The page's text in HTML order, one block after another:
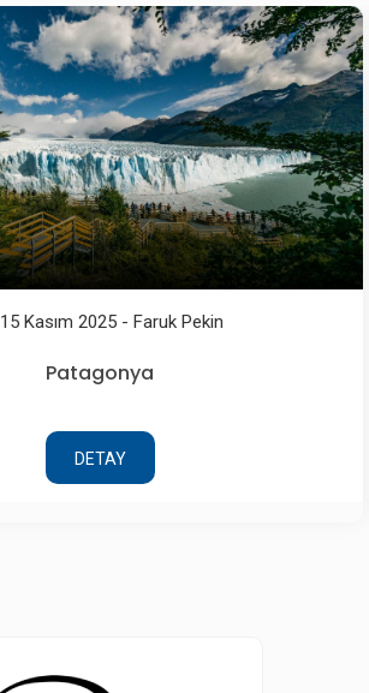
15 Kasım 2025 - Faruk Pekin
Patagonya
DETAY